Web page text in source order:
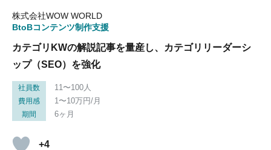
株式会社WOW WORLD
BtoBコンテンツ制作支援
カテゴリKWの解説記事を量産し、カテゴリリーダーシ
ップ（SEO）を強化
社員数 11〜100人
費用感 1〜10万円/月
期間 6ヶ月
+4